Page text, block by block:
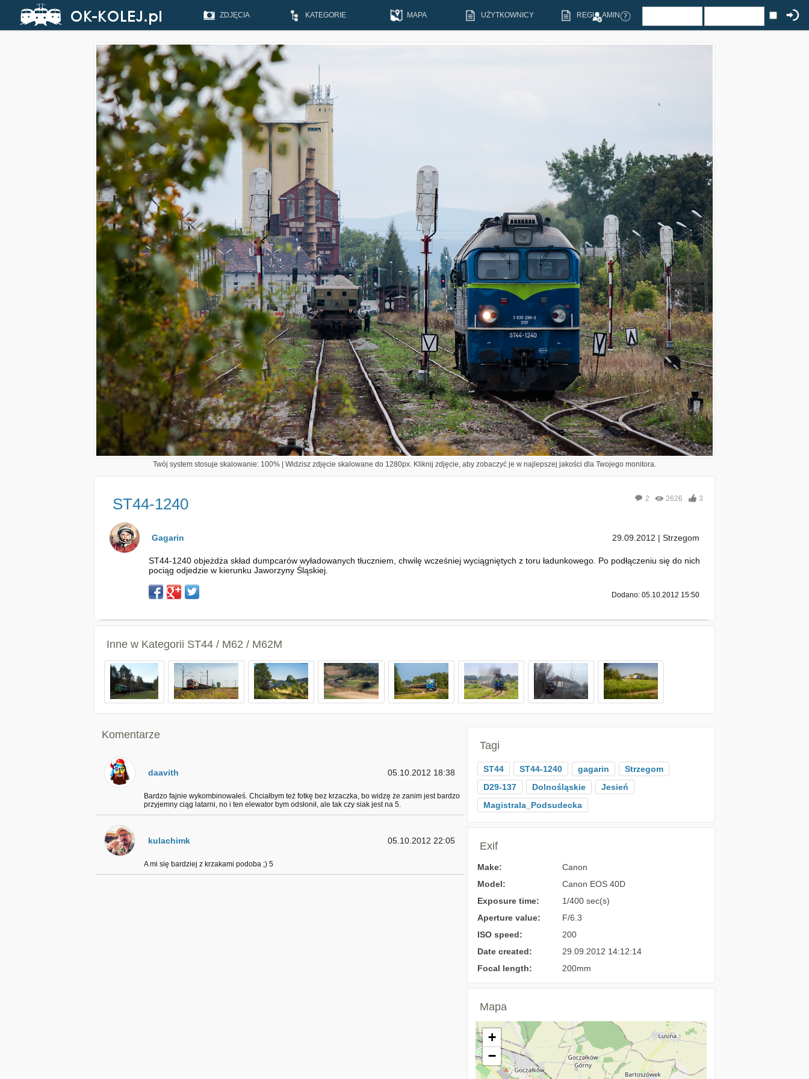
ZDJĘCIA KATEGORIE MAPA UŻYTKOWNICY REGULAMIN
Twój system stosuje skalowanie: 100% | Widzisz zdjęcie skalowane do 1280px. Kliknij zdjęcie, aby zobaczyć je w najlepszej jakości dla Twojego monitora.
ST44-1240 2 2626 3
Gagarin 29.09.2012 | Strzegom
ST44-1240 objeżdża skład dumpcarów wyładowanych tłuczniem, chwilę wcześniej wyciągniętych z toru ładunkowego. Po podłączeniu się do nich
pociąg odjedzie w kierunku Jaworzyny Śląskiej.
Dodano: 05.10.2012 15:50
Inne w Kategorii ST44 / M62 / M62M
Komentarze
daavith 05.10.2012 18:38
Bardzo fajnie wykombinowałeś. Chciałbym też fotkę bez krzaczka, bo widzę że zanim jest bardzo
przyjemny ciąg latarni, no i ten elewator bym odsłonił, ale tak czy siak jest na 5.
kulachimk 05.10.2012 22:05
A mi się bardziej z krzakami podoba ;) 5
Tagi
ST44 ST44-1240 gagarin
Strzegom
D29-137
Dolnośląskie
Jesień
Magistrala_Podsudecka
Exif
Make:
Canon
Model:
Canon EOS 40D
Exposure time:
1/400 sec(s)
Aperture value:
F/6.3
ISO speed:
200
Date created:
29.09.2012 14:12:14
Focal length:
200mm
Mapa
+
−